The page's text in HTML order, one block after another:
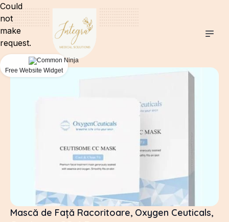
Mască de Față Racoritoare, Oxygen Ceuticals,
Could
not
make
request.
Free Website Widget